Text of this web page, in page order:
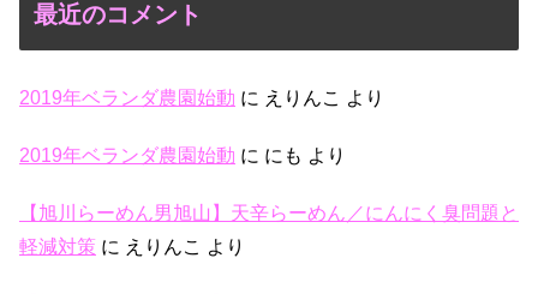
最近のコメント
2019年ベランダ農園始動 に えりんこ より
2019年ベランダ農園始動 に にも より
【旭川らーめん男旭山】天辛らーめん／にんにく臭問題と
軽減対策 に えりんこ より